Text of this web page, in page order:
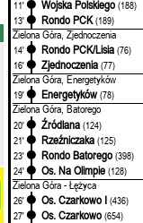
11' Wojska Polskiego (188)
13'
Rondo PCK (189)
Zielona Góra, Zjednoczenia
14' Rondo PCK/Lisia (76)
16'
Zjednoczenia (77)
Zielona Góra, Energetyków
19' Energetyków (78)
Zielona Góra, Batorego
20' Źródlana (124)
21'
Rzeźniczaka (125)
23'
Rondo Batorego (398)
24'
Os. Na Olimpie (128)
Zielona Góra - Łężyca
26' Os. Czarkowo I (436)
27'
Os. Czarkowo (654)